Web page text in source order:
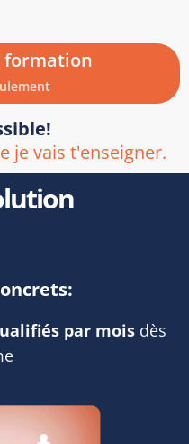
formation
je vais t'enseigner.
par mois dès